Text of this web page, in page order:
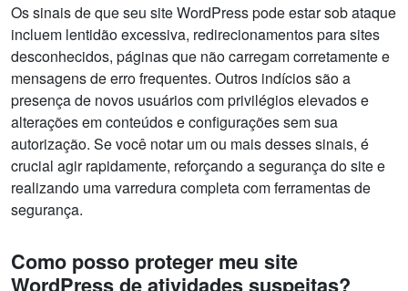
Os sinais de que seu site WordPress pode estar sob ataque
incluem lentidão excessiva, redirecionamentos para sites
desconhecidos, páginas que não carregam corretamente e
mensagens de erro frequentes. Outros indícios são a
presença de novos usuários com privilégios elevados e
alterações em conteúdos e configurações sem sua
autorização. Se você notar um ou mais desses sinais, é
crucial agir rapidamente, reforçando a segurança do site e
realizando uma varredura completa com ferramentas de
segurança.
Como posso proteger meu site
WordPress de atividades suspeitas?